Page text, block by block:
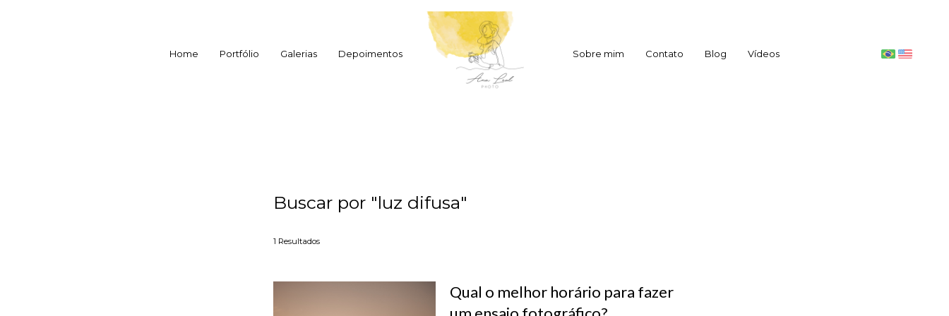
Home Portfólio Galerias Depoimentos Sobre mim Contato Blog Vídeos
Buscar por "luz difusa"
1 Resultados
Qual o melhor horário para fazer